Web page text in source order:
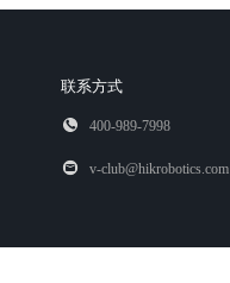
联系方式
400-989-7998
v-club@hikrobotics.com